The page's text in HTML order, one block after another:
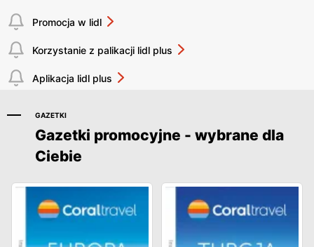
Promocja w lidl
Korzystanie z palikacji lidl plus
Aplikacja lidl plus
GAZETKI
Gazetki promocyjne - wybrane dla
Ciebie